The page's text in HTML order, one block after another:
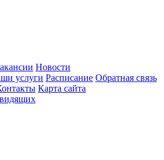
Новости
услуги Расписание Обратная связь
Карта сайта